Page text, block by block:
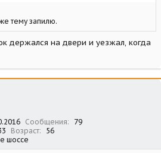
тему запилю.
держался на двери и уезжал, когда
Сообщения
79
Возраст
56
шоссе